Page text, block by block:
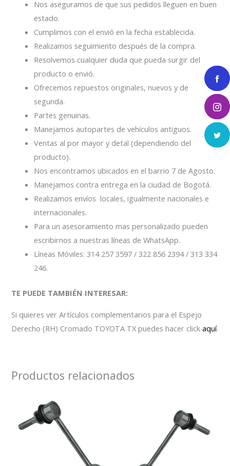
Nos aseguramos de que sus pedidos lleguen en buen
estado.
Cumplimos con el envió en la fecha establecida.
Realizamos seguimiento después de la compra.
Resolvemos cualquier duda que pueda surgir del
producto o envió.
Ofrecemos repuestos originales, nuevos y de
segunda.
Partes genuinas.
Manejamos autopartes de vehículos antiguos.
Ventas al por mayor y detal (dependiendo del
producto).
Nos encontramos ubicados en el barrio 7 de Agosto.
Manejamos contra entrega en la ciudad de Bogotá.
Realizamos envíos locales, igualmente nacionales e
internacionales.
Para un asesoramiento mas personalizado pueden
escribirnos a nuestras líneas de WhatsApp.
Líneas Móviles: 314 257 3597 / 322 856 2394 / 313 334
246.
TE PUEDE TAMBIÉN INTERESAR:
Si quieres ver Artículos complementarios para el Espejo
Derecho (RH) Cromado TOYOTA TX puedes hacer clickaquí.
Productos relacionados